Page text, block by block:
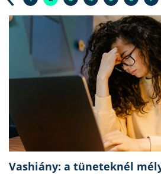
Vashiány: a tüneteknél